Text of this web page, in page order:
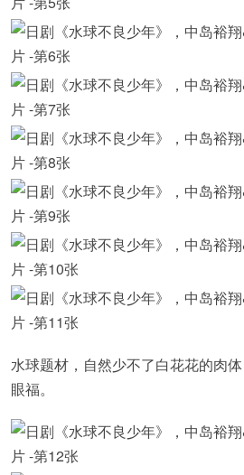
水球题材，自然少不了白花花的肉
眼福。